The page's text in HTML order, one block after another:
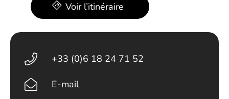
Voir l’itinéraire
+33 (0)6 18 24 71 52
E-mail